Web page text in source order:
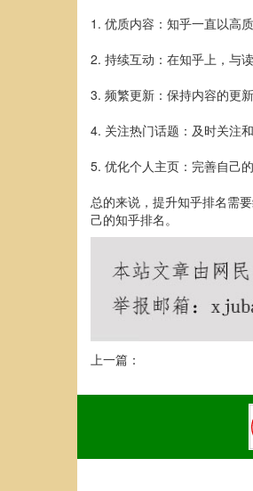
1. 优质内容：知乎一直以高
2. 持续互动：在知乎上，与
3. 频繁更新：保持内容的更
4. 关注热门话题：及时关注
5. 优化个人主页：完善自己
总的来说，提升知乎排名需
己的知乎排名。
上一篇：